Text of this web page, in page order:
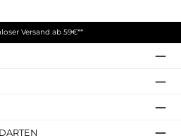
Versand ab 59€**